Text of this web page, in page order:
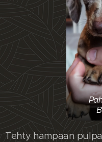
Tehty hampaan